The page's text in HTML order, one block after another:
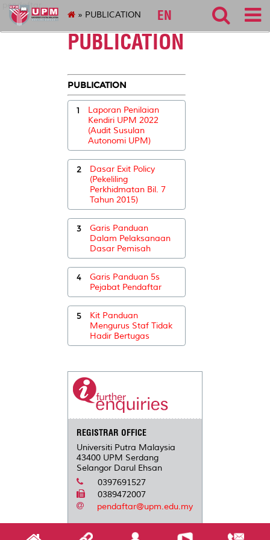
pendaftar
EN
» PUBLICATION
PUBLICATION
PUBLICATION
1
Laporan Penilaian
Kendiri UPM 2022
(Audit Susulan
Autonomi UPM)
2
Dasar Exit Policy
(Pekeliling
Perkhidmatan Bil. 7
Tahun 2015)
3
Garis Panduan
Dalam Pelaksanaan
Dasar Pemisah
4
Garis Panduan 5s
Pejabat Pendaftar
5
Kit Panduan
Mengurus Staf Tidak
Hadir Bertugas
REGISTRAR OFFICE
Universiti Putra Malaysia
43400 UPM Serdang
Selangor Darul Ehsan
0397691527
0389472007
pendaftar@upm.edu.my